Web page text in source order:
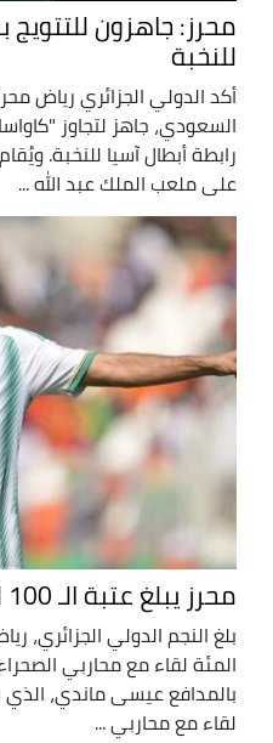
محرز: جاهزون للتتويج
للنخبة
أكد الدولي الجزائري رياض
السعودي، جاهز لتجاوز
رابطة أبطال آسيا للنخبة.
على ملعب الملك عبد الله ...
محرز يبلغ عتبة الـ 100 لقاء مع الخضر
بلغ النجم الدولي الجزائري،
بالمدافع عيسى ماندي، الذي
لقاء مع محاربي ...